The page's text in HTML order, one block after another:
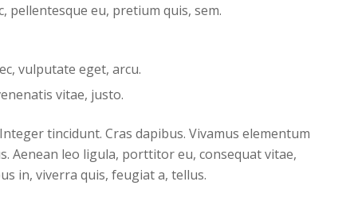
pellentesque eu, pretium quis, sem.
vulputate eget, arcu.
vitae, justo.
tincidunt. Cras dapibus. Vivamus elementum
Aenean leo ligula, porttitor eu, consequat vitae,
in, viverra quis, feugiat a, tellus.